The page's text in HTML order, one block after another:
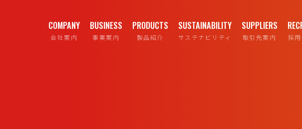
COMPANY
会社案内
BUSINESS
事業案内
PRODUCTS
製品紹介
SUSTAINABILITY
サステナビリティ
SUPPLIERS
取引先案内 採